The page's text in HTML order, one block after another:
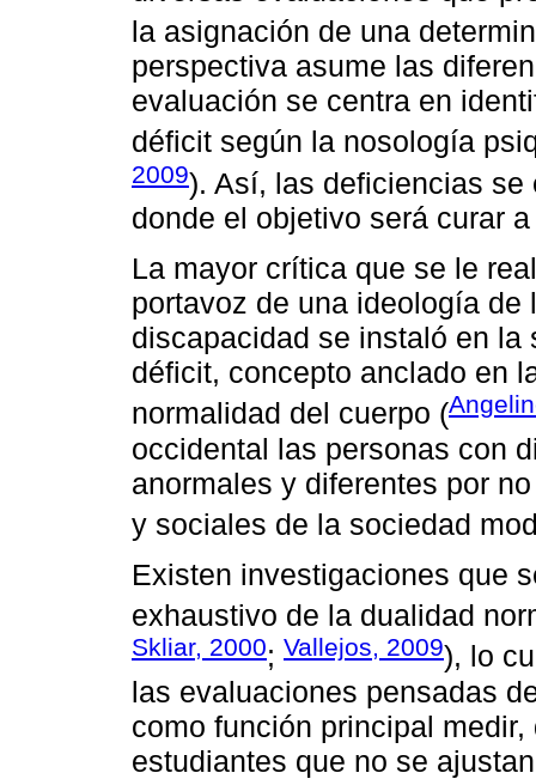
la asignación de una
perspectiva asume las
evaluación se centra en
déficit según la nosología
2009). Así, las deficiencias
donde el objetivo será curar
La mayor crítica que se le
portavoz de una ideología
discapacidad se instaló en
déficit, concepto anclado en
normalidad del cuerpo (
occidental las personas con
anormales y diferentes por
y sociales de la sociedad
Existen investigaciones que
exhaustivo de la dualidad
Skliar, 2000; Vallejos, 2009), lo
las evaluaciones pensadas
como función principal
estudiantes que no se